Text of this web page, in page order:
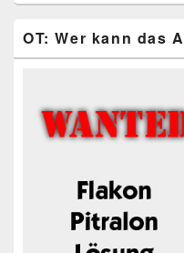
OT: Wer kann das